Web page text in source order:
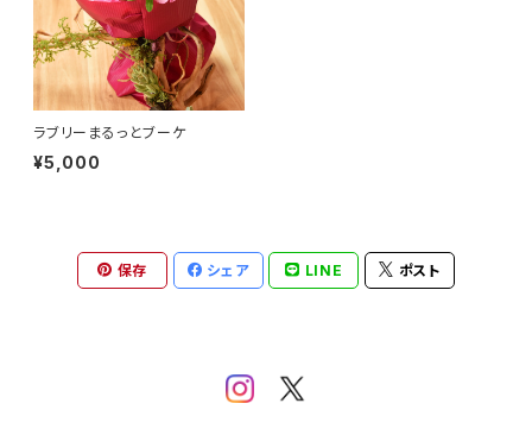
ラブリーまるっとブーケ
¥5,000
保存 シェア LINE ポスト